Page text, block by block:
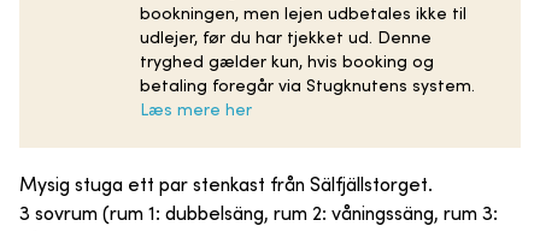
bookningen, men lejen udbetales ikke til
udlejer, før du har tjekket ud. Denne
tryghed gælder kun, hvis booking og
betaling foregår via Stugknutens system.
Læs mere her
Mysig stuga ett par stenkast från Sälfjällstorget.
3 sovrum (rum 1: dubbelsäng, rum 2: våningssäng, rum 3: